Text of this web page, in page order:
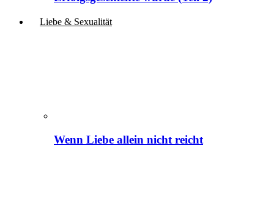
Liebe & Sexualität
Wenn Liebe allein nicht reicht